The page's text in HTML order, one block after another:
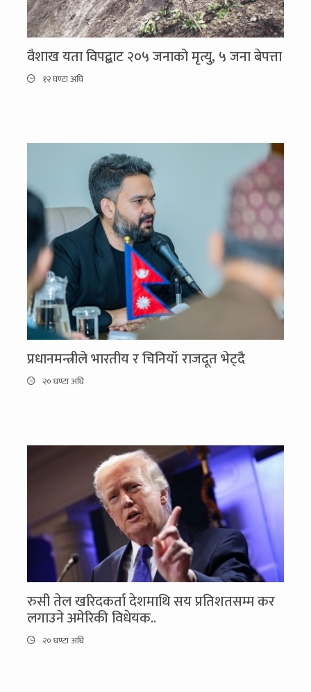
वैशाख यता विपद्बाट २०५ जनाको मृत्यु, ५ जना बेपत्ता
१२ घण्टा अघि
प्रधानमन्त्रीले भारतीय र चिनियाँ राजदूत भेट्दै
२० घण्टा अघि
रुसी तेल खरिदकर्ता देशमाथि सय प्रतिशतसम्म कर
लगाउने अमेरिकी विधेयक..
२० घण्टा अघि